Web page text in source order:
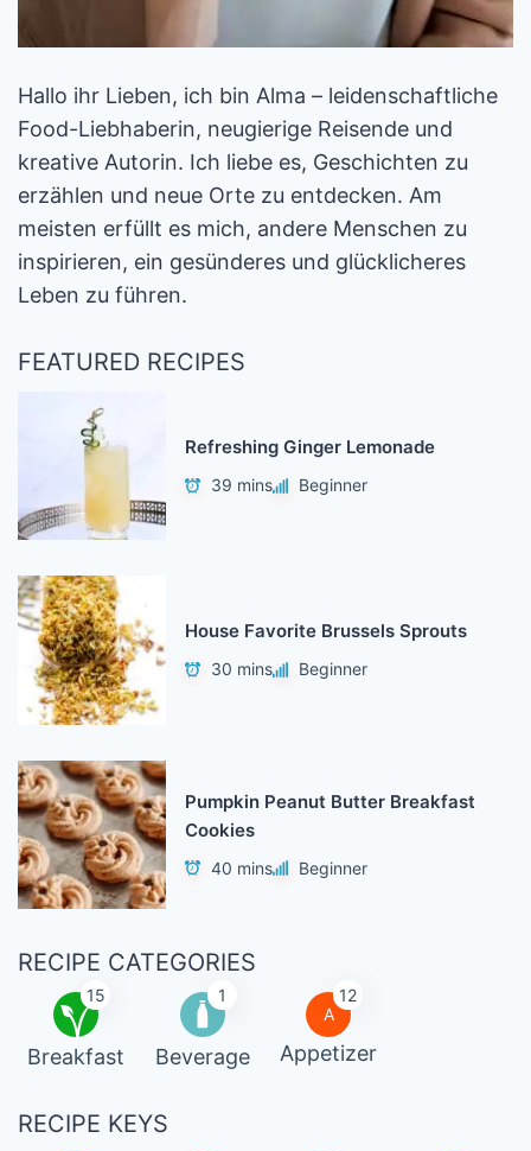
Hallo ihr Lieben, ich bin Alma – leidenschaftliche
Food-Liebhaberin, neugierige Reisende und
kreative Autorin. Ich liebe es, Geschichten zu
erzählen und neue Orte zu entdecken. Am
meisten erfüllt es mich, andere Menschen zu
inspirieren, ein gesünderes und glücklicheres
Leben zu führen.
FEATURED RECIPES
Refreshing Ginger Lemonade
39 mins Beginner
House Favorite Brussels Sprouts
30 mins Beginner
Pumpkin Peanut Butter Breakfast
Cookies
40 mins Beginner
RECIPE CATEGORIES
15
Breakfast
1
Beverage
A
12
Appetizer
RECIPE KEYS